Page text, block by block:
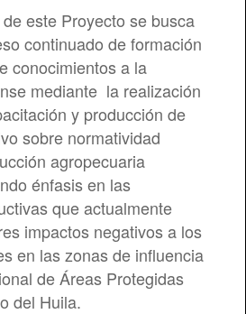
este Proyecto se busca
continuado de formación
conocimientos a la
mediante la realización
y producción de
sobre normatividad
agropecuaria
énfasis en las
que actualmente
impactos negativos a los
en las zonas de influencia
de Áreas Protegidas
del Huila.